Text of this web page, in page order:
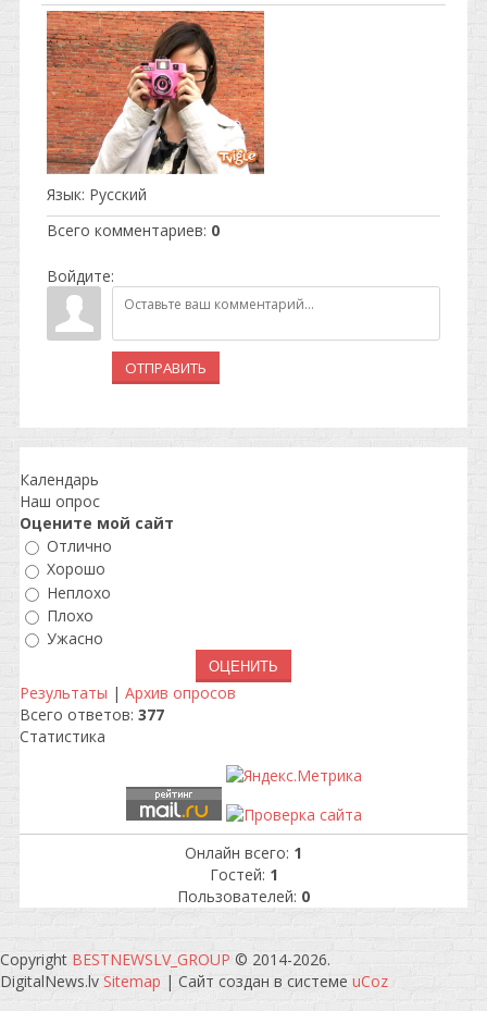
Язык: Русский
Всего комментариев: 0
Войдите:
ОТПРАВИТЬ
Календарь
Наш опрос
Оцените мой сайт
Отлично
Хорошо
Неплохо
Плохо
Ужасно
Результаты | Архив опросов
Всего ответов: 377
Статистика
Онлайн всего: 1
Гостей: 1
Пользователей: 0
Copyright BESTNEWSLV_GROUP © 2014-2026.
DigitalNews.lv Sitemap | Сайт создан в системе uCoz